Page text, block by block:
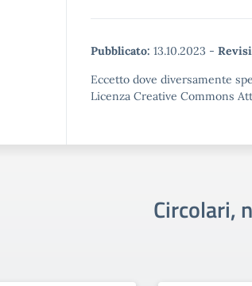
Pubblicato: 13.10.2023 -
Eccetto dove diversamente
Licenza Creative Commons
Circolari,